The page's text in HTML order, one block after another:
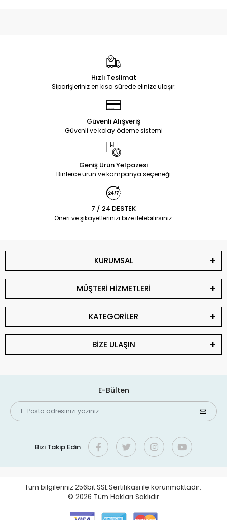
Hızlı Teslimat
Siparişleriniz en kısa sürede elinize ulaşır.
Güvenli Alışveriş
Güvenli ve kolay ödeme sistemi
Geniş Ürün Yelpazesi
Binlerce ürün ve kampanya seçeneği
7 / 24 DESTEK
Öneri ve şikayetlerinizi bize iletebilirsiniz.
KURUMSAL
MÜŞTERİ HİZMETLERİ
KATEGORİLER
BİZE ULAŞIN
E-Bülten
Bizi Takip Edin
Tüm bilgileriniz 256bit SSL Sertifikası ile korunmaktadır.
© 2026 Tüm Hakları Saklıdır